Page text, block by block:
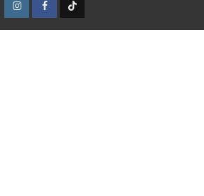
InstagramFacebook
TikTok